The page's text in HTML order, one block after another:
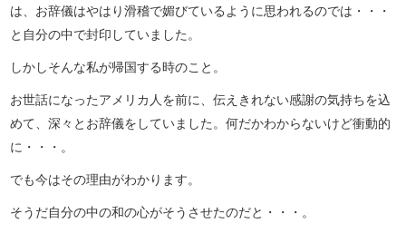
は、お辞儀はやはり滑稽で媚びているように思われるのでは・・・
と自分の中で封印していました。
しかしそんな私が帰国する時のこと。
お世話になったアメリカ人を前に、伝えきれない感謝の気持ちを込
めて、深々とお辞儀をしていました。何だかわからないけど衝動的
に・・・。
でも今はその理由がわかります。
そうだ自分の中の和の心がそうさせたのだと・・・。